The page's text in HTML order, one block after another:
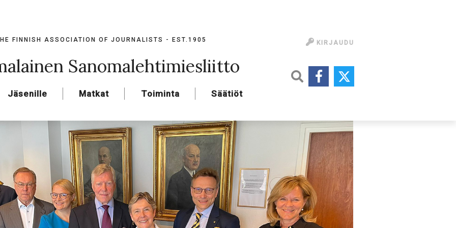
FINNISH ASSOCIATION OF JOURNALISTS - EST.1905
Sanomalehtimiesliitto
Jäsenille Matkat Toiminta Säätiöt
KIRJAUDU